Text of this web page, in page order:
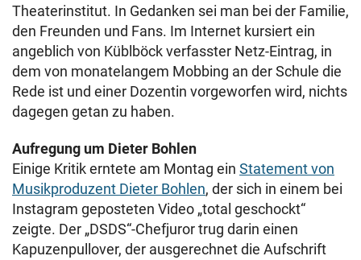
Theaterinstitut. In Gedanken sei man bei der Familie,
den Freunden und Fans. Im Internet kursiert ein
angeblich von Küblböck verfasster Netz-Eintrag, in
dem von monatelangem Mobbing an der Schule die
Rede ist und einer Dozentin vorgeworfen wird, nichts
dagegen getan zu haben.
Aufregung um Dieter Bohlen
Einige Kritik erntete am Montag ein Statement von
Musikproduzent Dieter Bohlen, der sich in einem bei
Instagram geposteten Video „total geschockt“
zeigte. Der „DSDS“-Chefjuror trug darin einen
Kapuzenpullover, der ausgerechnet die Aufschrift